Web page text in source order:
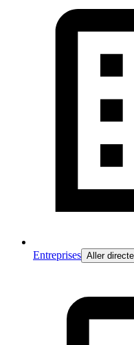
Entreprises Aller